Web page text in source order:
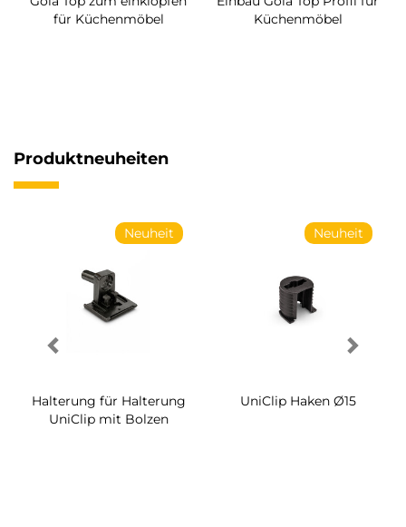
für Küchenmöbel
Küchenmöbel
Produktneuheiten
Neuheit
Halterung für Halterung
UniClip mit Bolzen
Neuheit
UniClip Haken Ø15